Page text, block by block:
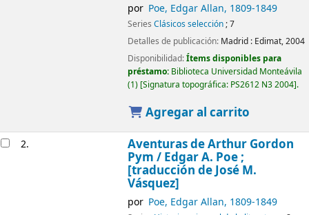
por Poe, Edgar Allan, 1809-1849
Series Clásicos selección; 7
Detalles de publicación: Madrid : Edimat,2004
Disponibilidad:Ítems disponibles para
préstamo: Biblioteca Universidad Monteávila
(1) Signatura topográfica: PS2612 N3 2004 .
Agregar al carrito
2. Aventuras de Arthur Gordon
Pym / Edgar A. Poe ;
[traducción de José M.
Vásquez]
por Poe, Edgar Allan, 1809-1849